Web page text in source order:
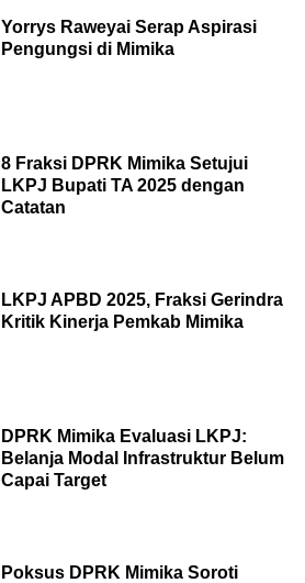
Yorrys Raweyai Serap Aspirasi
Pengungsi di Mimika
8 Fraksi DPRK Mimika Setujui
LKPJ Bupati TA 2025 dengan
Catatan
LKPJ APBD 2025, Fraksi Gerindra
Kritik Kinerja Pemkab Mimika
DPRK Mimika Evaluasi LKPJ:
Belanja Modal Infrastruktur Belum
Capai Target
Poksus DPRK Mimika Soroti